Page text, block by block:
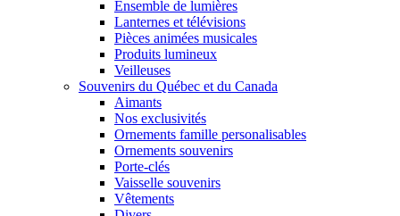
Ensemble de lumières
Lanternes et télévisions
Pièces animées musicales
Produits lumineux
Veilleuses
Souvenirs du Québec et du Canada
Aimants
Nos exclusivités
Ornements famille personalisables
Ornements souvenirs
Porte-clés
Vaisselle souvenirs
Vêtements